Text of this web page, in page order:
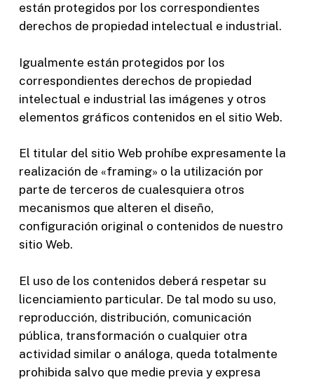
están protegidos por los correspondientes
derechos de propiedad intelectual e industrial.
Igualmente están protegidos por los
correspondientes derechos de propiedad
intelectual e industrial las imágenes y otros
elementos gráficos contenidos en el sitio Web.
El titular del sitio Web prohíbe expresamente la
realización de «framing» o la utilización por
parte de terceros de cualesquiera otros
mecanismos que alteren el diseño,
configuración original o contenidos de nuestro
sitio Web.
El uso de los contenidos deberá respetar su
licenciamiento particular. De tal modo su uso,
reproducción, distribución, comunicación
pública, transformación o cualquier otra
actividad similar o análoga, queda totalmente
prohibida salvo que medie previa y expresa